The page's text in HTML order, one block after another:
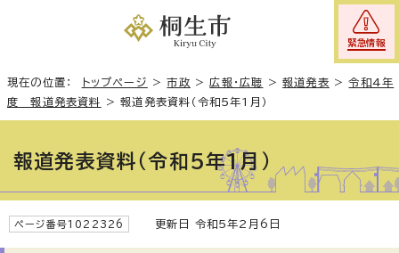
緊急情報
現在の位置： トップページ >市政 >広報・広聴 >報道発表 >令和4年
度 報道発表資料
>報道発表資料（令和5年1月）
報道発表資料（令和5年1月）
ページ番号1022326 更新日 令和5年2月6日